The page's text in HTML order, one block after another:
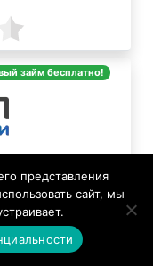
займ бесплатно!
представления
сайт, мы